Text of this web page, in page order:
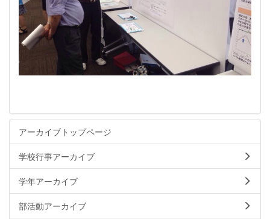
アーカイブトップページ
学校行事アーカイブ
学年アーカイブ
部活動アーカイブ